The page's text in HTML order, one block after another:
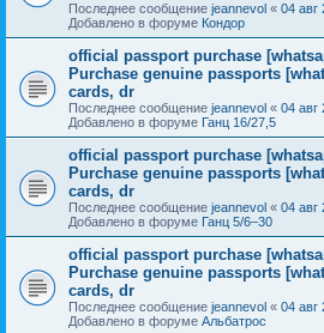
Последнее сообщение jeannevol « 04 авг
Добавлено в форуме Кондор
official passport purchase
Purchase genuine passports
cards, dr
Последнее сообщение jeannevol « 04 авг
Добавлено в форуме Ганц 16/27,5
official passport purchase
Purchase genuine passports
cards, dr
Последнее сообщение jeannevol « 04 авг
Добавлено в форуме Ганц 5/6–30
official passport purchase
Purchase genuine passports
cards, dr
Последнее сообщение jeannevol « 04 авг
Добавлено в форуме Альбатрос